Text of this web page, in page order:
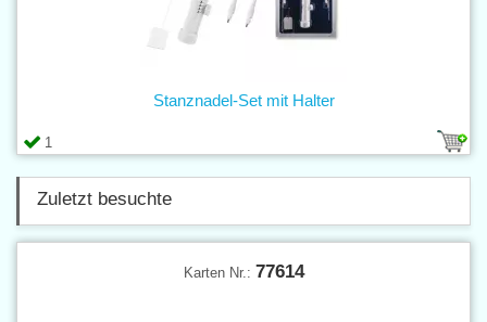
1
Stanznadel-Set mit Halter
Zuletzt besuchte
Karten Nr.: 77614